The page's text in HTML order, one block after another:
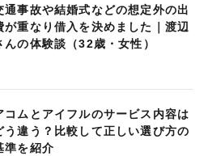
通事故や結婚式などの想定外の出
が重なり借入を決めました｜渡辺
んの体験談（32歳・女性）
コムとアイフルのサービス内容は
う違う？比較して正しい選び方の
準を紹介